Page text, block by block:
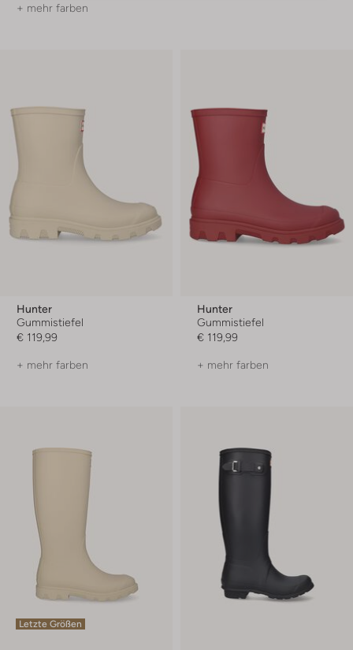
+ mehr farben
Hunter
Gummistiefel
€ 119,99
+ mehr farben
Hunter
Gummistiefel
€ 119,99
+ mehr farben
Letzte Größen